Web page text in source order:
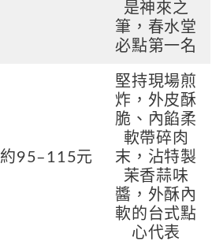
是神來之
筆，春水堂
必點第一名
約95–115元
堅持現場煎
炸，外皮酥
脆、內餡柔
軟帶碎肉
末，沾特製
茉香蒜味
醬，外酥內
軟的台式點
心代表